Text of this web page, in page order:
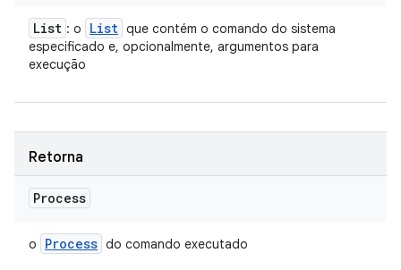
List : o List que contém o comando do sistema
especificado e, opcionalmente, argumentos para
execução
Retorna
Process
o Process do comando executado